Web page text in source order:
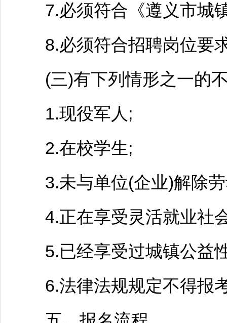
7.必须符合《遵义市城
8.必须符合招聘岗位要
(三)有下列情形之一的不
1.现役军人;
2.在校学生;
3.未与单位(企业)解除劳
4.正在享受灵活就业社
5.已经享受过城镇公益
6.法律法规规定不得报